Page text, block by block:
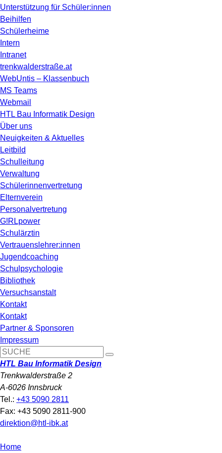
Unterstützung für Schüler:innen
Beihilfen
Schülerheime
Intern
Intranet
trenkwalderstraße.at
WebUntis – Klassenbuch
MS Teams
Webmail
HTL Bau Informatik Design
Über uns
Neuigkeiten & Aktuelles
Leitbild
Schulleitung
Verwaltung
Schülerinnenvertretung
Elternverein
Personalvertretung
G!RLpower
Schulärztin
Vertrauenslehrer:innen
Jugendcoaching
Schulpsychologie
Bibliothek
Versuchsanstalt
Kontakt
Kontakt
Partner & Sponsoren
Impressum
HTL Bau Informatik Design
Trenkwalderstraße 2
A-6026 Innsbruck
Tel.: +43 5090 2811
Fax: +43 5090 2811-900
direktion@htl-ibk.at
Home